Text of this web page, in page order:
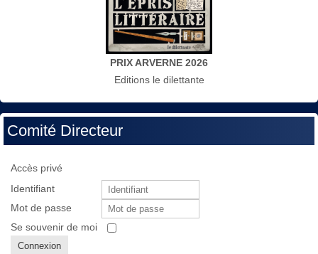
PRIX ARVERNE 2026
Editions le dilettante
Comité Directeur
Accès privé
Identifiant
Mot de passe
Se souvenir de moi
Connexion